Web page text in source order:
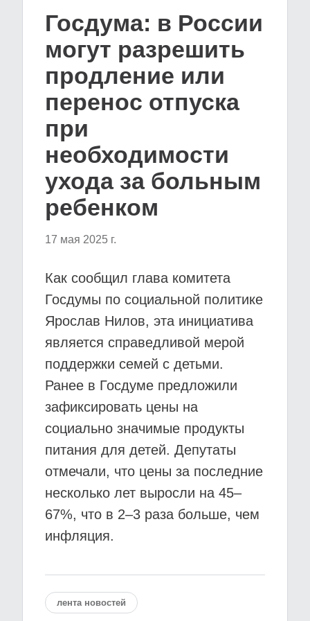
Госдума: в России
могут разрешить
продление или
перенос отпуска
при
необходимости
ухода за больным
ребенком
17 мая 2025 г.
Как сообщил глава комитета
Госдумы по социальной политике
Ярослав Нилов, эта инициатива
является справедливой мерой
поддержки семей с детьми.
Ранее в Госдуме предложили
зафиксировать цены на
социально значимые продукты
питания для детей. Депутаты
отмечали, что цены за последние
несколько лет выросли на 45–
67%, что в 2–3 раза больше, чем
инфляция.
лента новостей